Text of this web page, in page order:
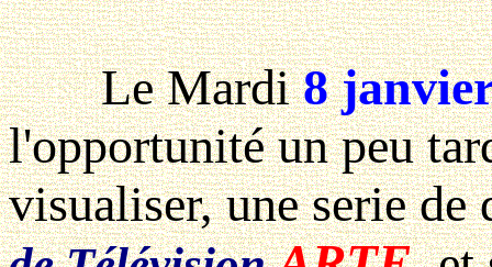
Le Mardi8
l'opportunité un peu
visualiser, une serie